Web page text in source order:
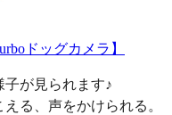
ドッグカメラ】
が見られます♪
る、声をかけられる。